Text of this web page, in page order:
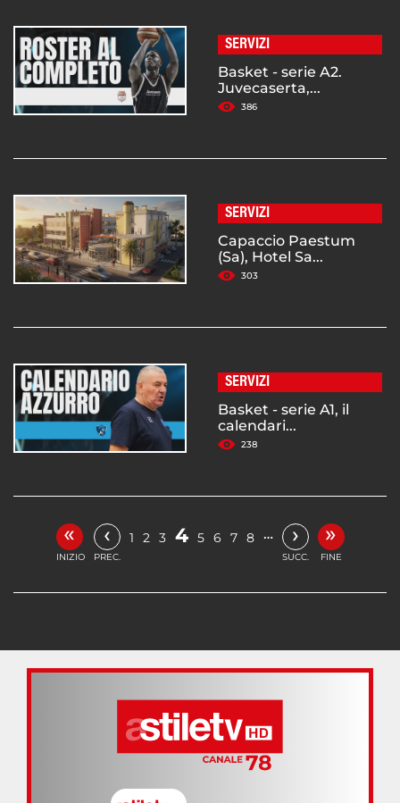
SERVIZI
Basket - serie A2.
Juvecaserta,...
386
SERVIZI
Capaccio Paestum
(Sa), Hotel Sa...
303
SERVIZI
Basket - serie A1, il
calendari...
238
«
INIZIO
‹
PREC.
1 2 3 4 5 6 7 8 … ›
SUCC.
»
FINE